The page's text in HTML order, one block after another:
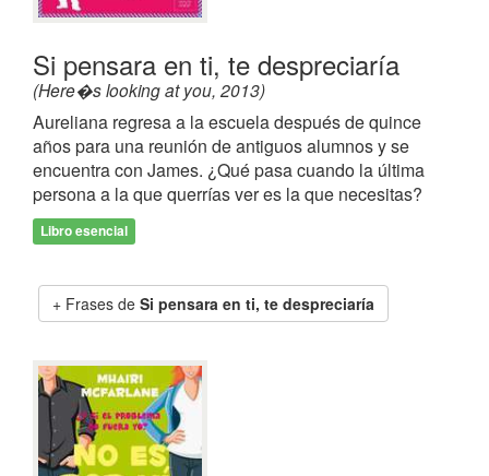
Si pensara en ti, te despreciaría
(Here�s looking at you, 2013)
Aureliana regresa a la escuela después de quince
años para una reunión de antiguos alumnos y se
encuentra con James. ¿Qué pasa cuando la última
persona a la que querrías ver es la que necesitas?
Libro esencial
Frases de Si pensara en ti, te despreciaría